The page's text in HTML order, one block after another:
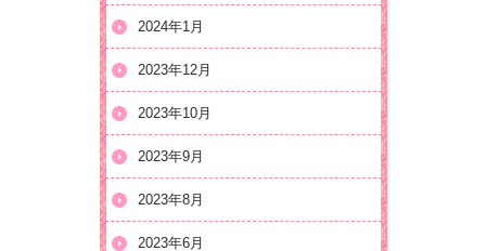
2024年1月
2023年12月
2023年10月
2023年9月
2023年8月
2023年6月